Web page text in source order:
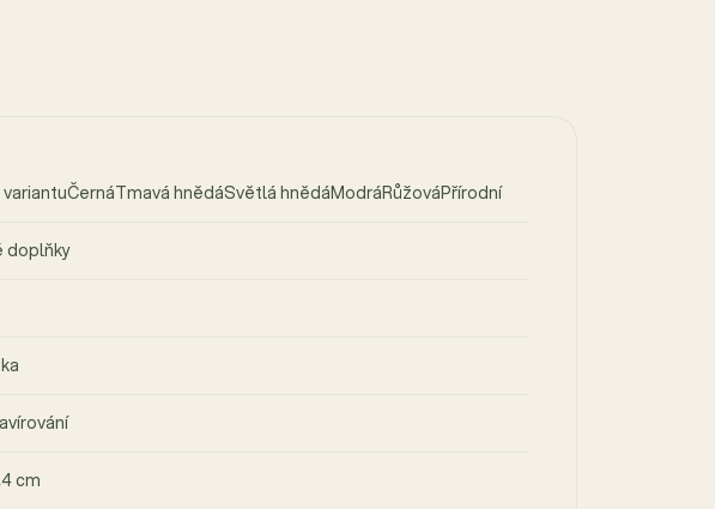
hnědáSvětlá hnědáModráRůžováPřírodní
doplňky
cm